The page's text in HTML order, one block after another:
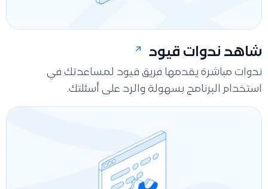
شاهد ندوات قيود
ندوات مباشرة يقدمها فريق قيود لمساعدتك في
استخدام البرنامج بسهولة والرد على أسئلتك.